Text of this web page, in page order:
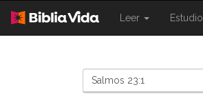
Leer
{{
Estudio